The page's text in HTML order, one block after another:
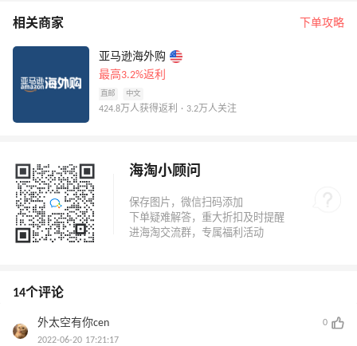
相关商家 下单攻略
亚马逊海外购
最高3.2%返利
直邮 中文
424.8万人获得返利 · 3.2万人关注
海淘小顾问
14个评论
外太空有你cen
0
2022-06-20 17:21:17